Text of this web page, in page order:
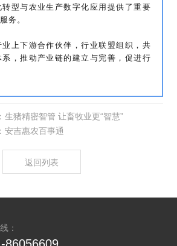
型与农业生产数字化应用提供了重要
务。
上下游合作伙伴，行业联盟组织，共
，推动产业链的建立与完善，促进行
生猪精密智管 让畜牧业更“智慧”
安吉惠农百事通
返回列表
：